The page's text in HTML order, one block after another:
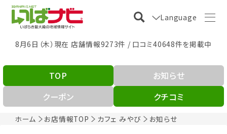
Language
8月6日（木）現在 店舗情報9273件 / 口コミ40648件を掲載中
ホーム お店情報TOP カフェ みやび お知らせ
TOP
お知らせ
クーポン
クチコミ